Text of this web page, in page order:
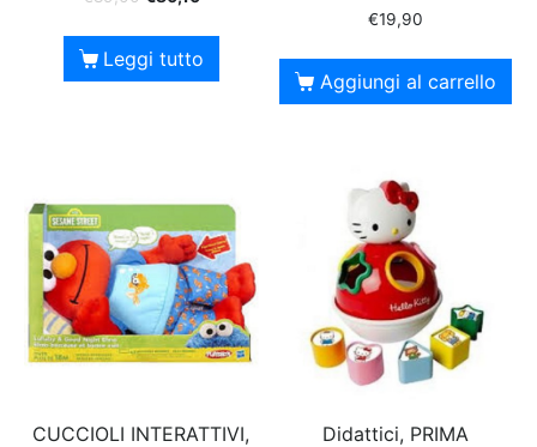
Leggi tutto
€19,90
Aggiungi al carrello
CUCCIOLI INTERATTIVI,
Didattici, PRIMA